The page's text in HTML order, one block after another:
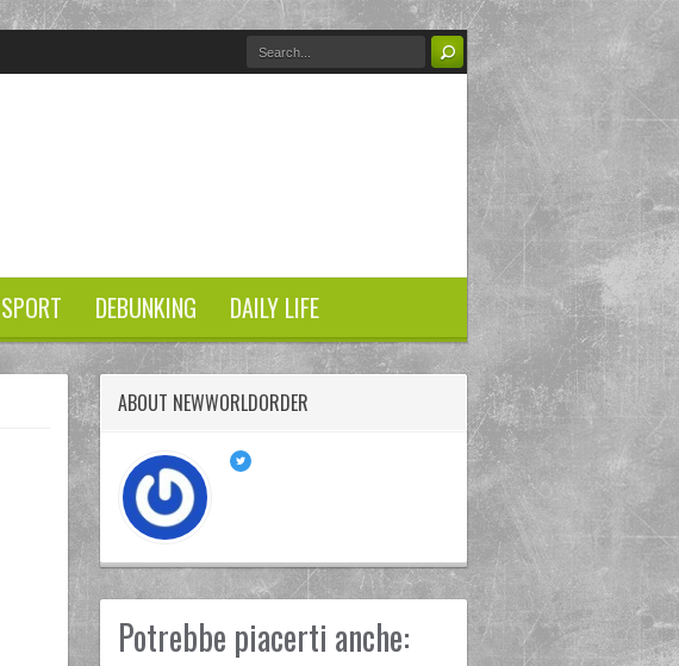
SPORT DEBUNKING DAILY LIFE
ABOUT NEWWORLDORDER
Potrebbe piacerti anche: